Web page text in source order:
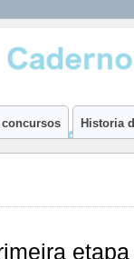
SOCIO-
Historia